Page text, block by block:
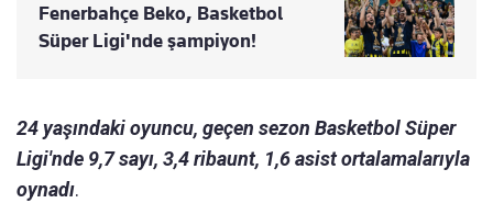
Fenerbahçe Beko, Basketbol
Süper Ligi'nde şampiyon!
24 yaşındaki oyuncu, geçen sezon Basketbol Süper
Ligi'nde 9,7 sayı, 3,4 ribaunt, 1,6 asist ortalamalarıyla
oynadı.